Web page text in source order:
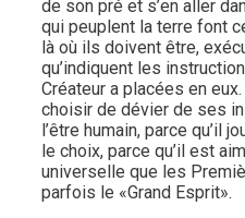
de son pré et s’en aller
qui peuplent la terre font
là où ils doivent être,
qu’indiquent les
Créateur a placées en
choisir de dévier de ses
l’être humain, parce qu’il
le choix, parce qu’il est
universelle que les
parfois le «Grand Esprit».